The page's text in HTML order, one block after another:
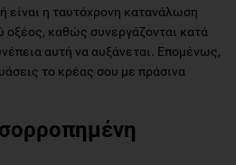
είναι η ταυτόχρονη κατανάλωση
οξέος, καθώς συνεργάζονται κατά
αυτή να αυξάνεται. Επομένως,
το κρέας σου με πράσινα